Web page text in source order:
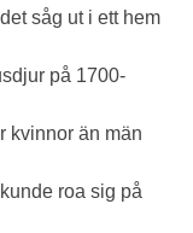
såg ut i ett hem
på 1700-
kvinnor än män
roa sig på